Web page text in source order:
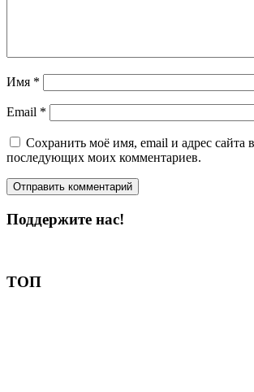
Имя *
Email *
Сохранить моё имя, email и адрес сайта
последующих моих комментариев.
Поддержите нас!
ТОП